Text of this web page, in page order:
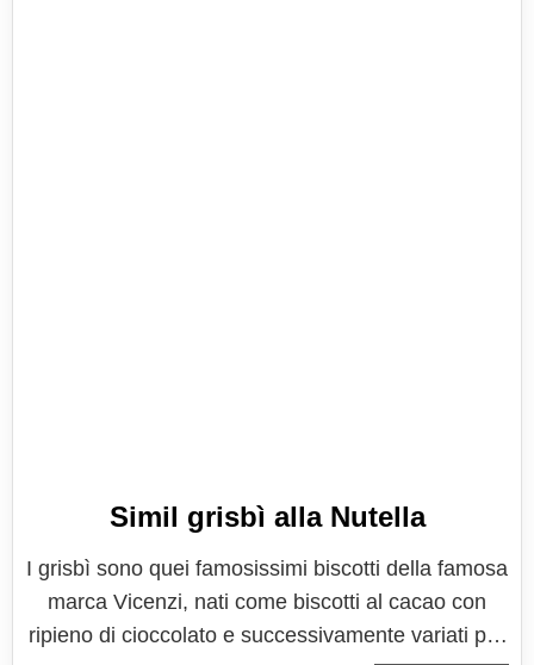
Simil grisbì alla Nutella
I grisbì sono quei famosissimi biscotti della famosa
marca Vicenzi, nati come biscotti al cacao con
ripieno di cioccolato e successivamente variati per